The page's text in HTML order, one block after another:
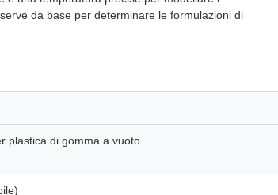
da base per determinare le formulazioni di
plastica di gomma a vuoto